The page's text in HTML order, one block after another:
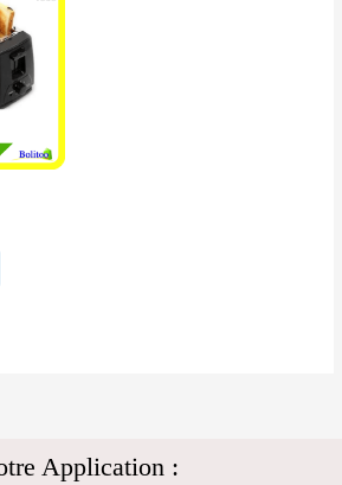
Application :